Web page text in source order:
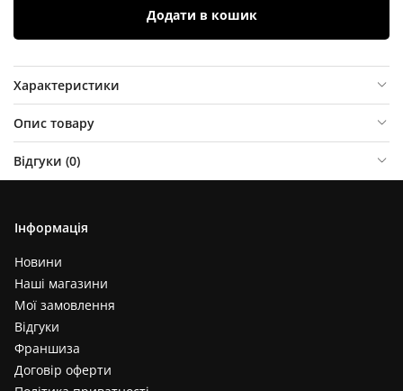
Додати в кошик
Характеристики
Опис товару
Відгуки (0)
Інформація
Новини
Наші магазини
Мої замовлення
Відгуки
Франшиза
Договір оферти